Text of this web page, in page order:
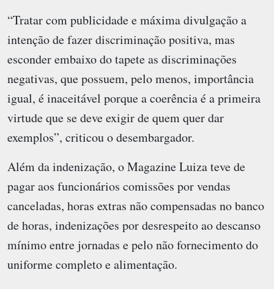
“Tratar com publicidade e máxima divulgação a
intenção de fazer discriminação positiva, mas
esconder embaixo do tapete as discriminações
negativas, que possuem, pelo menos, importância
igual, é inaceitável porque a coerência é a primeira
virtude que se deve exigir de quem quer dar
exemplos”, criticou o desembargador.
Além da indenização, o Magazine Luiza teve de
pagar aos funcionários comissões por vendas
canceladas, horas extras não compensadas no banco
de horas, indenizações por desrespeito ao descanso
mínimo entre jornadas e pelo não fornecimento do
uniforme completo e alimentação.